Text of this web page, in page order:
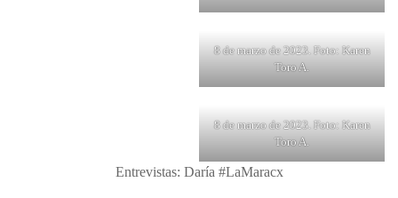
8 de marzo de 2023. Foto: Karen
Toro A.
8 de marzo de 2023. Foto: Karen
Toro A.
Entrevistas: Daría #LaMaracx